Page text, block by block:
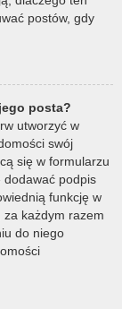
postów, gdy
posta?
utworzyć w
swój
się w formularzu
dodawać podpis
funkcję w
za każdym razem
do niego